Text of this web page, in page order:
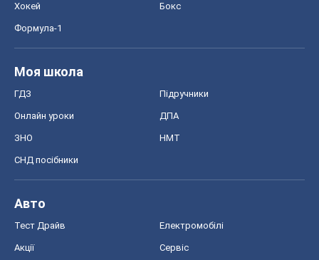
Хокей Бокс
Формула-1
Моя школа
ГДЗ Підручники
Онлайн уроки ДПА
ЗНО НМТ
СНД посібники
Авто
Тест Драйв Електромобілі
Акції Сервіс